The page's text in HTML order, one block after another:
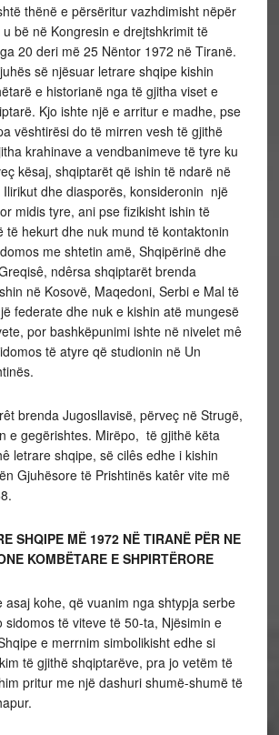
thënë e përsëritur vazhdimisht nëpër
bë në Kongresin e drejtshkrimit të
20 deri më 25 Nëntor 1972 në Tiranë.
së njësuar letrare shqipe kishin
e historianë nga të gjitha viset e
Kjo ishte një e arritur e madhe, pse
vështirësi do të mirren vesh të gjithë
krahinave a vendbanimeve të tyre ku
kësaj, shqiptarët që ishin të ndarë në
dhe diasporës, konsideronin një
midis tyre, ani pse fizikisht ishin të
të hekurt dhe nuk mund të kontaktonin
me shtetin amë, Shqipërinë dhe
ndêrsa shqiptarët brenda
në Kosovë, Maqedoni, Serbi e Mal të
federate dhe nuk e kishin atë mungesë
por bashkëpunimi ishte në nivelet mê
të atyre që studionin në Un
brenda Jugosllavisë, përveç në Strugë,
e gegërishtes. Mirëpo, të gjithë këta
letrare shqipe, së cilês edhe i kishin
Gjuhësore të Prishtinës katêr vite më
SHQIPE MË 1972 NË TIRANË PËR NE
KOMBËTARE E SHPIRTËRORE
asaj kohe, që vuanim nga shtypja serbe
sidomos të viteve të 50-ta, Njësimin e
e merrnim simbolikisht edhe si
të gjithë shqiptarëve, pra jo vetëm të
pritur me një dashuri shumë-shumë të